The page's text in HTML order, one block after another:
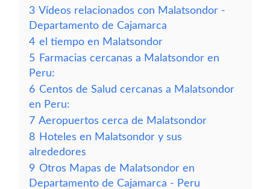
3 Vídeos relacionados con Malatsondor -
Departamento de Cajamarca
4 el tiempo en Malatsondor
5 Farmacias cercanas a Malatsondor en
Peru:
6 Centos de Salud cercanas a Malatsondor
en Peru:
7 Aeropuertos cerca de Malatsondor
8 Hoteles en Malatsondor y sus
alrededores
9 Otros Mapas de Malatsondor en
Departamento de Cajamarca - Peru